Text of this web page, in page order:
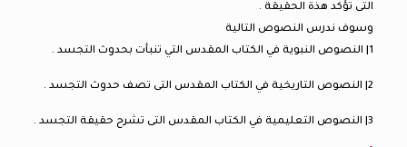
التى تؤكد هذة الحقيقة .
وسوف ندرس النصوص التالية
1| النصوص النبوية في الكتاب المقدس التي تنبأت بحدوث التجسد .
2| النصوص التاريخية في الكتاب المقدس التى تصف حدوث التجسد .
3| النصوص التعليمية في الكتاب المقدس التى تشرح حقيقة التجسد .